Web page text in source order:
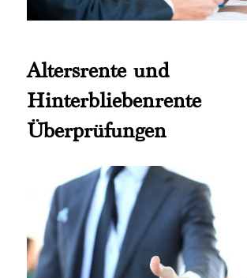
Altersrente und
Hinterbliebenrente
Überprüfungen